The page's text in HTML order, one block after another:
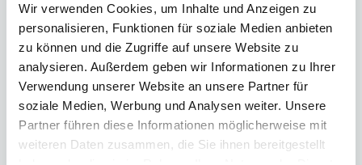
Wir verwenden Cookies, um Inhalte und Anzeigen zu
personalisieren, Funktionen für soziale Medien anbieten
zu können und die Zugriffe auf unsere Website zu
analysieren. Außerdem geben wir Informationen zu Ihrer
Verwendung unserer Website an unsere Partner für
soziale Medien, Werbung und Analysen weiter. Unsere
Partner führen diese Informationen möglicherweise mit
weiteren Daten zusammen, die Sie ihnen bereitgestellt
Informationen zur Rücksendung
Direkt chatten
Mit einem Mitarbeiter chatten
E-Mail senden
vragen@flycarpets.nl